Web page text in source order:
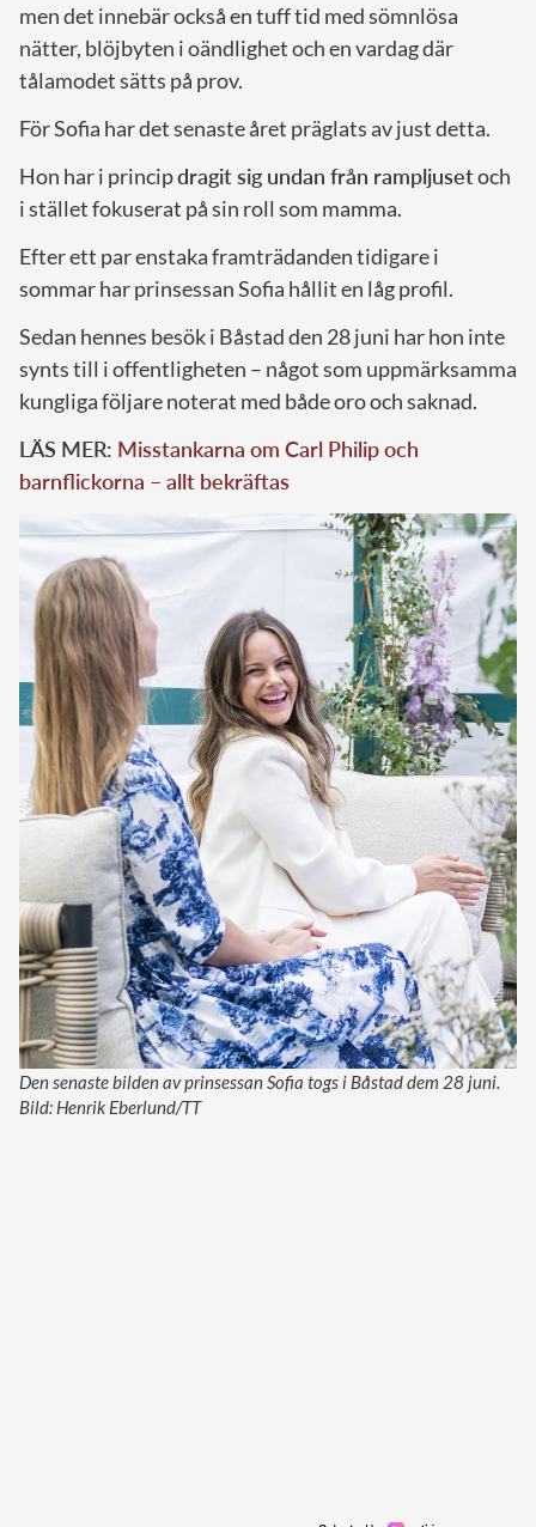
men det innebär också en tuff tid med sömnlösa
nätter, blöjbyten i oändlighet och en vardag där
tålamodet sätts på prov.
För Sofia har det senaste året präglats av just detta.
Hon har i principdragit sig undan från rampljusetoch
i stället fokuserat på sin roll som mamma.
Efter ett par enstaka framträdanden tidigare i
sommar har prinsessan Sofia hållit en låg profil.
Sedan hennes besök i Båstad den 28 juni har hon inte
synts till i offentligheten – något som uppmärksamma
kungliga följare noterat med både oro och saknad.
LÄS MER: Misstankarna om Carl Philip och
barnflickorna – allt bekräftas
Den senaste bilden av prinsessan Sofia togs i Båstad dem 28 juni.
Bild: Henrik Eberlund/TT